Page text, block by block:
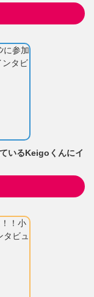
いるKeigoくんにイ